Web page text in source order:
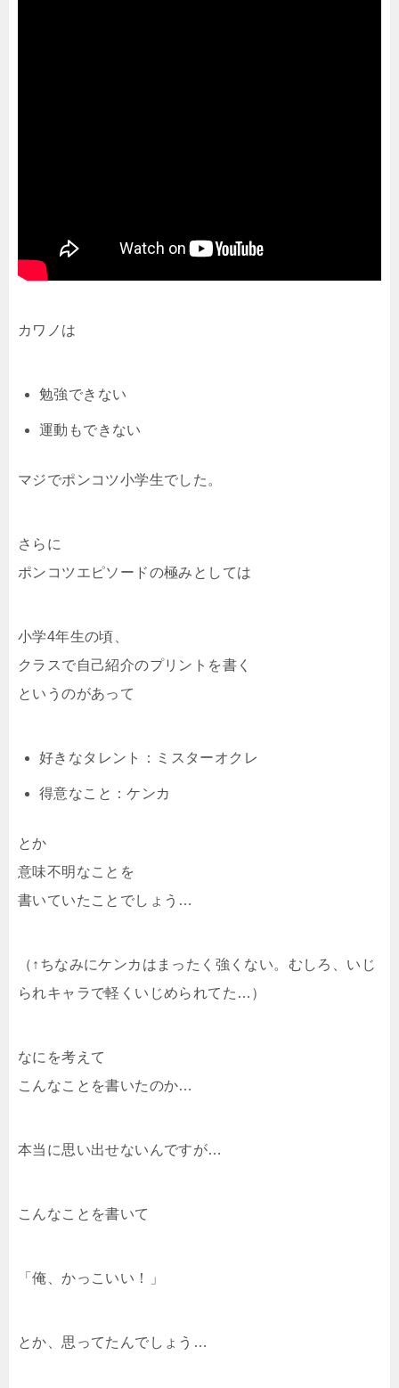
カワノは
勉強できない
運動もできない
マジでポンコツ小学生でした。
さらに
ポンコツエピソードの極みとしては
小学4年生の頃、
クラスで自己紹介のプリントを書く
というのがあって
好きなタレント：ミスターオクレ
得意なこと：ケンカ
とか
意味不明なことを
書いていたことでしょう…
（↑ちなみにケンカはまったく強くない。むしろ、いじ
られキャラで軽くいじめられてた…）
なにを考えて
こんなことを書いたのか…
本当に思い出せないんですが…
こんなことを書いて
「俺、かっこいい！」
とか、思ってたんでしょう…